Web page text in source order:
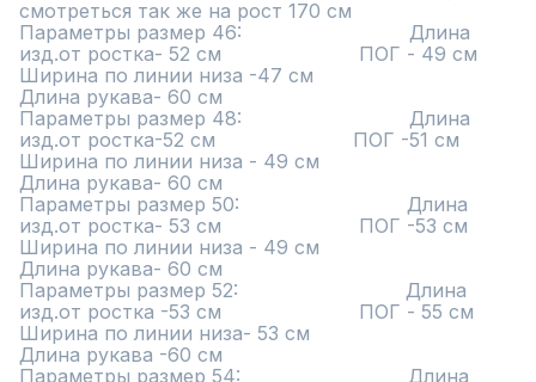
смотреться так же на рост 170 см
Параметры размер 46:                            Длина
изд.от ростка- 52 см                       ПОГ - 49 см
Ширина по линии низа -47 см
Длина рукава- 60 см
Параметры размер 48:                            Длина
изд.от ростка-52 см                       ПОГ -51 см
Ширина по линии низа - 49 см
Длина рукава- 60 см
Параметры размер 50:                            Длина
изд.от ростка- 53 см                       ПОГ -53 см
Ширина по линии низа - 49 см
Длина рукава- 60 см
Параметры размер 52:                            Длина
изд.от ростка -53 см                       ПОГ - 55 см
Ширина по линии низа- 53 см
Длина рукава -60 см
Параметры размер 54:                            Длина